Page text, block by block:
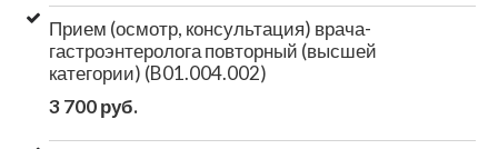
Прием (осмотр, консультация) врача-
гастроэнтеролога повторный (высшей
категории) (B01.004.002)
3 700 руб.